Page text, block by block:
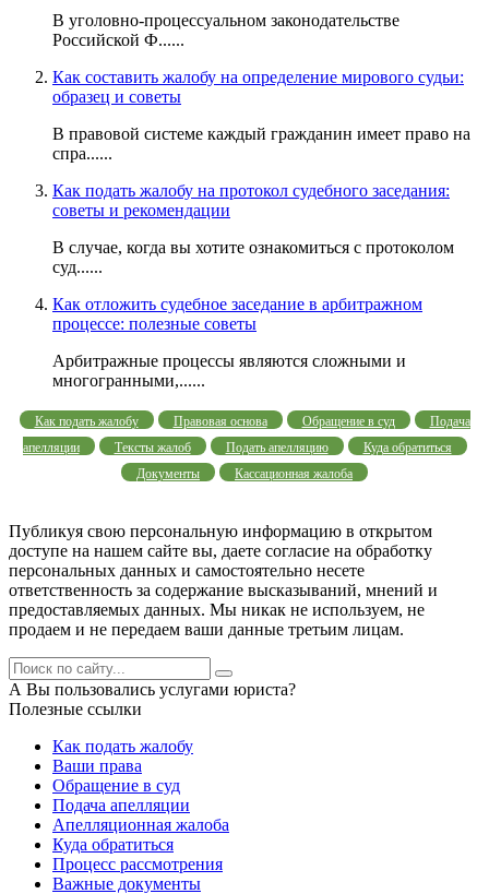
В уголовно-процессуальном законодательстве
Российской Ф......
Как составить жалобу на определение мирового судьи:
образец и советы
В правовой системе каждый гражданин имеет право на
спра......
Как подать жалобу на протокол судебного заседания:
советы и рекомендации
В случае, когда вы хотите ознакомиться с протоколом
суд......
Как отложить судебное заседание в арбитражном
процессе: полезные советы
Арбитражные процессы являются сложными и
многогранными,......
Как подать жалобу Правовая основа Обращение в суд
Подача
апелляции
Тексты жалоб Подать апелляцию
Куда обратиться
Документы
Кассационная жалоба
Публикуя свою персональную информацию в открытом
доступе на нашем сайте вы, даете согласие на обработку
персональных данных и самостоятельно несете
ответственность за содержание высказываний, мнений и
предоставляемых данных. Мы никак не используем, не
продаем и не передаем ваши данные третьим лицам.
А Вы пользовались услугами юриста?
Полезные ссылки
Как подать жалобу
Ваши права
Обращение в суд
Подача апелляции
Апелляционная жалоба
Куда обратиться
Процесс рассмотрения
Важные документы